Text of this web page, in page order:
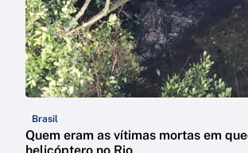
Brasil
Quem eram as vítimas mortas em